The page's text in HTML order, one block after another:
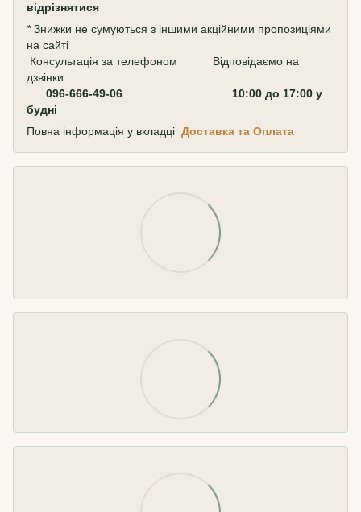
відрізнятися
*Знижки не сумуються з іншими акційними пропозиціями
на сайті
Консультація за телефоном Відповідаємо на
дзвінки
096-666-49-06 10:00 до 17:00 у
будні
Повна інформація у вкладці Доставка та Оплата